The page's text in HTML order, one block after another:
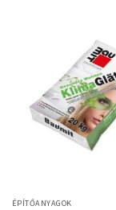
ÉPÍTŐANYAGOK